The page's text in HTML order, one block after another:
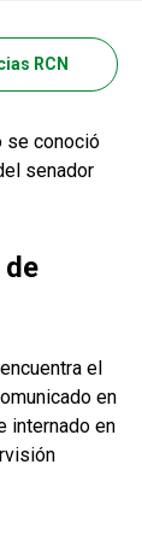
RCN
se conoció
senador
el
en
internado en